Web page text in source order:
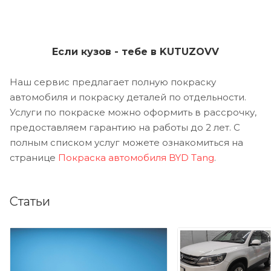
Если кузов - тебе в KUTUZOVV
Наш сервис предлагает полную покраску
автомобиля и покраску деталей по отдельности.
Услуги по покраске можно оформить в рассрочку,
предоставляем гарантию на работы до 2 лет. С
полным списком услуг можете ознакомиться на
странице Покраска автомобиля BYD Tang.
Статьи